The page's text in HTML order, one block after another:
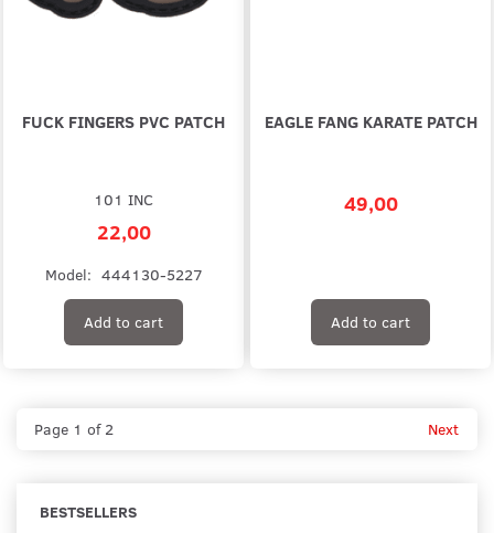
FUCK FINGERS PVC PATCH
101 INC
22,00
Model: 444130-5227
Add to cart
EAGLE FANG KARATE PATCH
49,00
Add to cart
Page 1 of 2 Next
BESTSELLERS